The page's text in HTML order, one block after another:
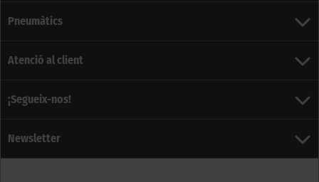
Pneumàtics
Atenció al client
¡Segueix-nos!
Newsletter